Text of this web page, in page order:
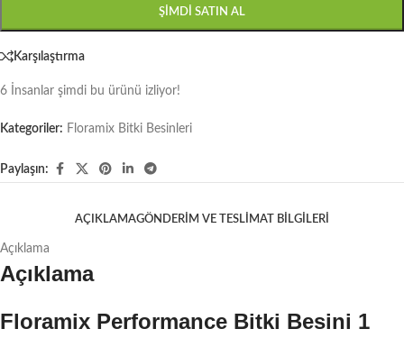
ŞIMDI SATIN AL
Karşılaştırma
6 İnsanlar şimdi bu ürünü izliyor!
Kategoriler: Floramix Bitki Besinleri
Paylaşın:
AÇIKLAMAGÖNDERIM VE TESLIMAT BILGILERI
Açıklama
Açıklama
Floramix Performance Bitki Besini 1